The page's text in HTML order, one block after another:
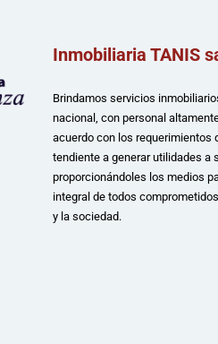
Inmobiliaria TANIS
Brindamos servicios
nacional, con personal
acuerdo con los requerimientos
tendiente a generar utilidades a
proporcionándoles los medios
integral de todos
y la sociedad.